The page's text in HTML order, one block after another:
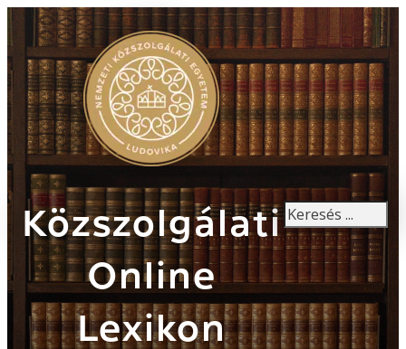
Közszolgálati
Online
Lexikon
Keresés